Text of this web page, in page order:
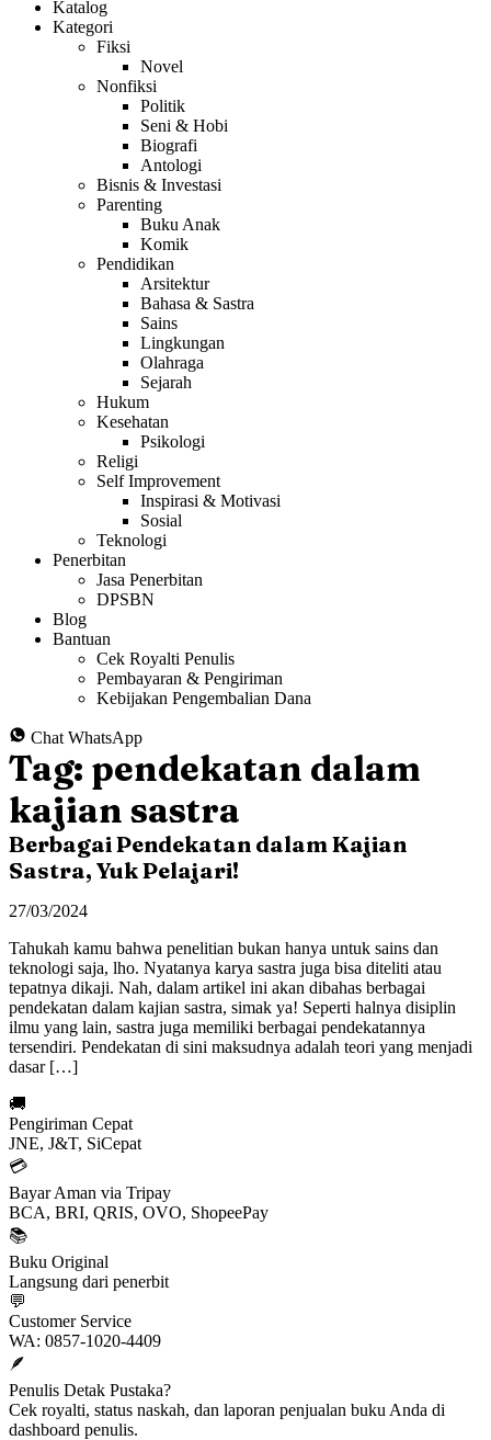
Katalog
Kategori
Fiksi
Novel
Nonfiksi
Politik
Seni & Hobi
Biografi
Antologi
Bisnis & Investasi
Parenting
Buku Anak
Komik
Pendidikan
Arsitektur
Bahasa & Sastra
Sains
Lingkungan
Olahraga
Sejarah
Hukum
Kesehatan
Psikologi
Religi
Self Improvement
Inspirasi & Motivasi
Sosial
Teknologi
Penerbitan
Jasa Penerbitan
DPSBN
Blog
Bantuan
Cek Royalti Penulis
Pembayaran & Pengiriman
Kebijakan Pengembalian Dana
Chat WhatsApp
Tag: pendekatan dalam
kajian sastra
Berbagai Pendekatan dalam Kajian
Sastra, Yuk Pelajari!
27/03/2024
Tahukah kamu bahwa penelitian bukan hanya untuk sains dan
teknologi saja, lho. Nyatanya karya sastra juga bisa diteliti atau
tepatnya dikaji. Nah, dalam artikel ini akan dibahas berbagai
pendekatan dalam kajian sastra, simak ya! Seperti halnya disiplin
ilmu yang lain, sastra juga memiliki berbagai pendekatannya
tersendiri. Pendekatan di sini maksudnya adalah teori yang menjadi
dasar […]
🚚
Pengiriman Cepat
JNE, J&T, SiCepat
💳
Bayar Aman via Tripay
BCA, BRI, QRIS, OVO, ShopeePay
📚
Buku Original
Langsung dari penerbit
💬
Customer Service
WA: 0857-1020-4409
🪶
Penulis Detak Pustaka?
Cek royalti, status naskah, dan laporan penjualan buku Anda di
dashboard penulis.